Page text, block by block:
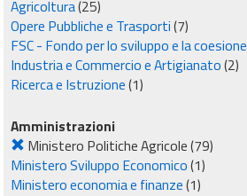
Agricoltura(25)
Opere Pubbliche e Trasporti(7)
FSC - Fondo per lo sviluppo e la coesione
Industria e Commercio e Artigianato(2)
Ricerca e Istruzione(1)
Amministrazioni
Ministero Politiche Agricole(79)
Ministero Sviluppo Economico(1)
Ministero economia e finanze(1)